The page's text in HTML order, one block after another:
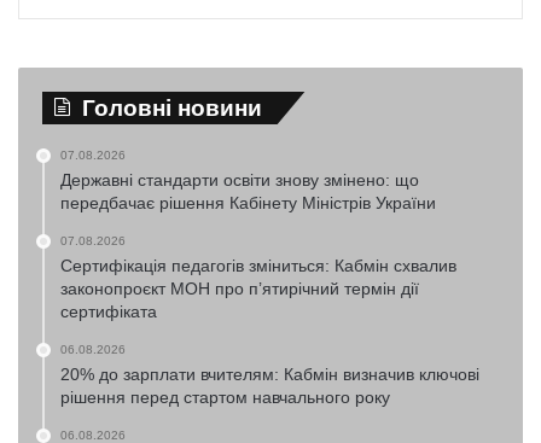
Головні новини
07.08.2026
Державні стандарти освіти знову змінено: що
передбачає рішення Кабінету Міністрів України
07.08.2026
Сертифікація педагогів зміниться: Кабмін схвалив
законопроєкт МОН про п’ятирічний термін дії
сертифіката
06.08.2026
20% до зарплати вчителям: Кабмін визначив ключові
рішення перед стартом навчального року
06.08.2026